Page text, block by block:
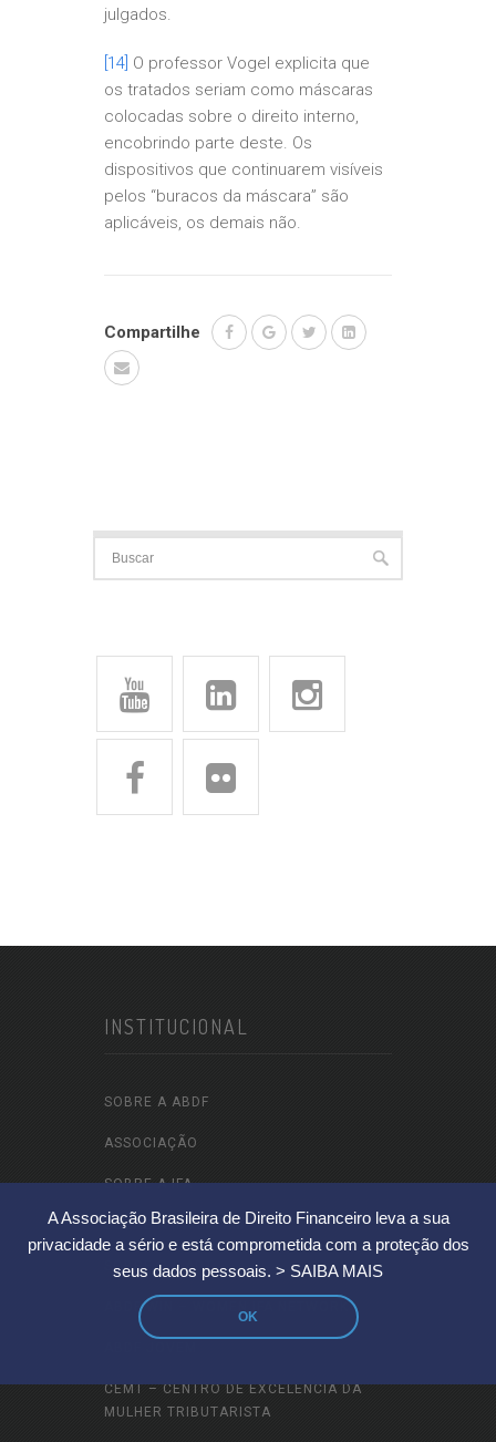
A Associação Brasileira de Direito Financeiro leva a sua
privacidade a sério e está comprometida com a proteção dos
seus dados pessoais. > SAIBA MAIS
OK
julgados.
[14] O professor Vogel explicita que
os tratados seriam como máscaras
colocadas sobre o direito interno,
encobrindo parte deste. Os
dispositivos que continuarem visíveis
pelos “buracos da máscara” são
aplicáveis, os demais não.
Compartilhe
INSTITUCIONAL
SOBRE A ABDF
ASSOCIAÇÃO
SOBRE A IFA
SOBRE A IFA LATAM
SOBRE O ILADT
ABDF WIN – WOMEN IFA NETWORK
CEMT – CENTRO DE EXCELÊNCIA DA
MULHER TRIBUTARISTA